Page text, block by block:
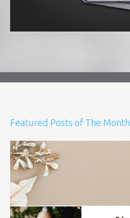
Featured Posts of The Month